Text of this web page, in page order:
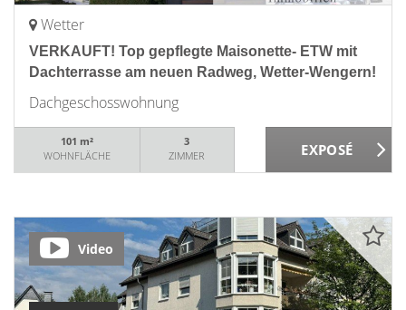
Wetter
VERKAUFT! Top gepflegte Maisonette- ETW mit
Dachterrasse am neuen Radweg, Wetter-Wengern!
Dachgeschosswohnung
101 m²
WOHNFLÄCHE
3
ZIMMER
Video